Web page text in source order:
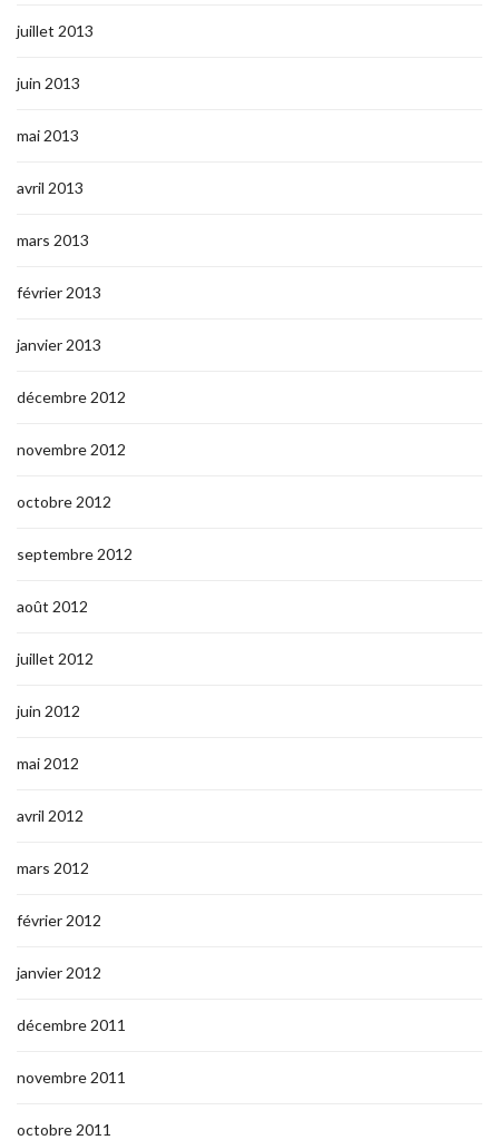
juillet 2013
juin 2013
mai 2013
avril 2013
mars 2013
février 2013
janvier 2013
décembre 2012
novembre 2012
octobre 2012
septembre 2012
août 2012
juillet 2012
juin 2012
mai 2012
avril 2012
mars 2012
février 2012
janvier 2012
décembre 2011
novembre 2011
octobre 2011